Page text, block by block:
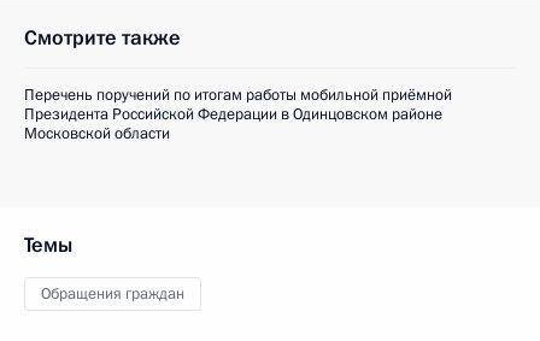
Смотрите также
Перечень поручений по итогам работы мобильной приёмной
Президента Российской Федерации в Одинцовском районе
Московской области
Темы
Обращения граждан